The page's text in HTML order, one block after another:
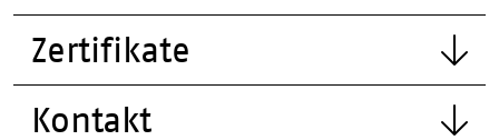
Zertifikate
Kontakt